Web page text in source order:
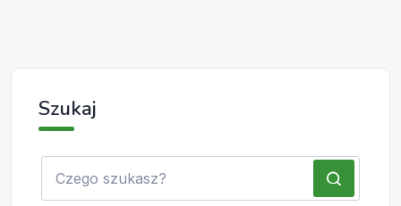
Szukaj